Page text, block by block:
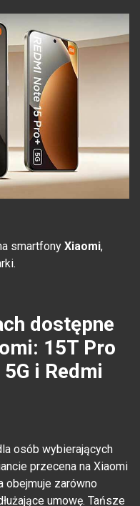
smartfony Xiaomi,
dostępne
15T Pro
i Redmi
osób wybierających
przecena na Xiaomi
obejmuje zarówno
umowę. Tańsze